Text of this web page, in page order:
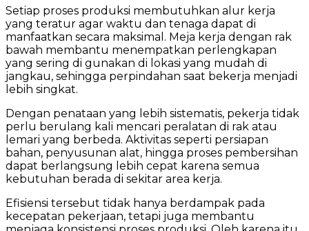
Setiap proses produksi membutuhkan alur kerja
yang teratur agar waktu dan tenaga dapat di
manfaatkan secara maksimal. Meja kerja dengan rak
bawah membantu menempatkan perlengkapan
yang sering di gunakan di lokasi yang mudah di
jangkau, sehingga perpindahan saat bekerja menjadi
lebih singkat.
Dengan penataan yang lebih sistematis, pekerja tidak
perlu berulang kali mencari peralatan di rak atau
lemari yang berbeda. Aktivitas seperti persiapan
bahan, penyusunan alat, hingga proses pembersihan
dapat berlangsung lebih cepat karena semua
kebutuhan berada di sekitar area kerja.
Efisiensi tersebut tidak hanya berdampak pada
kecepatan pekerjaan, tetapi juga membantu